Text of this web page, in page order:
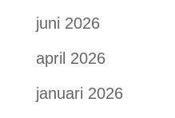
juni 2026
april 2026
januari 2026